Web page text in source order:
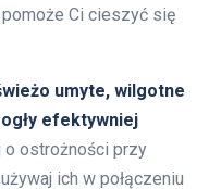
Ci cieszyć się
umyte, wilgotne
efektywniej
o ostrożności przy
ich w połączeniu